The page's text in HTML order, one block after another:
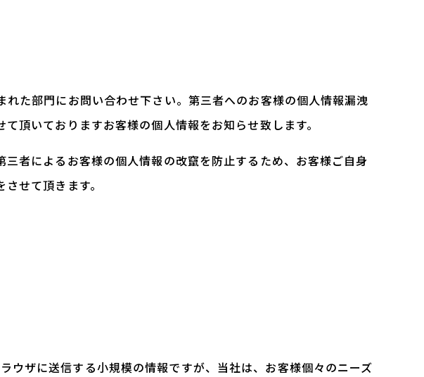
た部門にお問い合わせ下さい。第三者へのお客様の個人情報漏洩
頂いておりますお客様の個人情報をお知らせ致します。
者によるお客様の個人情報の改竄を防止するため、お客様ご自身
せて頂きます。
ウザに送信する小規模の情報ですが、当社は、お客様個々のニーズ